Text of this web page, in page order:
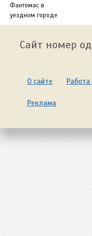
Фантомас в
уездном городе
Сайт номер
О сайте Работа
Реклама